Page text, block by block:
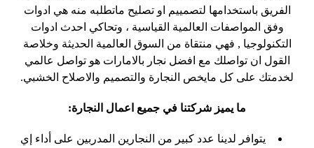
الفريق باستخدامها لتصمييم او تصليح ماتطلبه منه هي ادوات
وفق المواصفات العالمية القياسية ، وتحاكي احدث ادوات
التكنولوجيا , فهي منتقاة من السوق العالمية الحديثة وخلاصة
القول ان تواصلك مع افضل نجار بالامارات هو تواصل عالمي
لخدمتك على كل مايخص النجارة والتصميم والاصلاح الخشبي.
ما يميز شركتنا في جميع اعمال النجارة:
يتوافر لدينا عدد كبير من النجارين المدربين على أداء إي